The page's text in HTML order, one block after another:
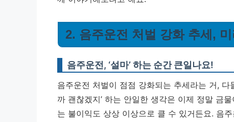
2. 음주운전 처벌 강화 추세,
음주운전, ‘설마’ 하는 순간 큰일나요!
음주운전 처벌이 점점 강화되는 추세라는 거, 다
까 괜찮겠지’ 하는 안일한 생각은 이제 정말 금
는 불이익도 상상 이상으로 클 수 있거든요. 음